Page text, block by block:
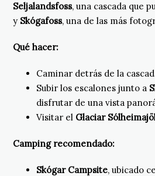
Seljalandsfoss, una cascada que
y Skógafoss, una de las más
Qué hacer:
Caminar detrás de la
Subir los escalones junto a
disfrutar de una vista
Visitar el Glaciar
Camping recomendado:
Skógar Campsite, ubicado